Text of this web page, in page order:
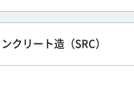
クリート造（SRC）